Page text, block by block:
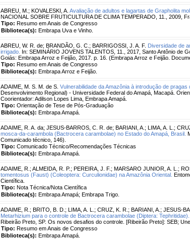
ABREU, M. ; KOVALESKI, A. Avaliação de adultos e lagartas de Grapholita
NACIONAL SOBRE FRUTICULTURA DE CLIMA TEMPERADO, 11., 2009,
Tipo: Resumo em Anais de Congresso
Biblioteca(s): Embrapa Uva e Vinho.
ABREU, W. R. de; BRANDÃO, G. C. ; BARRIGOSSI, J. A. F. Diversidade de
irrigado. In: SEMINÁRIO JOVENS TALENTOS, 11., 2017, Santo Antônio de
Goiás: Embrapa Arroz e Feijão, 2017. p. 16. (Embrapa Arroz e Feijão.
Tipo: Resumo em Anais de Congresso
Biblioteca(s): Embrapa Arroz e Feijão.
ADAIME, M. S. M. de S. Vulnerabilidade da Amazônia à introdução de pragas
Desenvolvimento Regional) - Universidade Federal do Amapá, Macapá.
Coorientador: Adilson Lopes Lima, Embrapa Amapá.
Tipo: Orientação de Tese de Pós-Graduação
Biblioteca(s): Embrapa Amapá.
ADAIME, R. A. da; JESUS-BARROS, C. R. de; BARIANI, A. ; LIMA, A. L. ;
mosca-da-carambola (Bactrocera carambolae) no Estado do Amapá, Brasil.
Comunicado técnico, 146).
Tipo: Comunicado Técnico/Recomendações Técnicas
Biblioteca(s): Embrapa Amapá.
ADAIME, R. ; ALMEIDA, R. P. ; PEREIRA, J. F. ; MARSARO JUNIOR, A. L. ;
tomentosus (Faust) (Coleoptera: Curculionidae) na Amazônia Oriental.
Científica.
Tipo: Nota Técnica/Nota Científica
Biblioteca(s): Embrapa Amapá; Embrapa Trigo.
ADAIME, R. ; BRITO, B. D. ; LIMA, A. L. ; CRUZ, K. R. ; BARIANI, A. ; JESUS-
Metarhizium para o controle de Bactrocera carambolae (Diptera: Tephritidae).
Ribeirão Preto, SP. Os novos desafios do controle. [Ribeirão Preto]: SEB;
Tipo: Resumo em Anais de Congresso
Biblioteca(s): Embrapa Amapá.